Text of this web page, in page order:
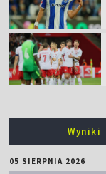
Wyniki
05 SIERPNIA 2026